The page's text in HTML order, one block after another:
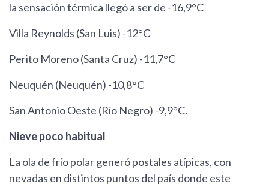
la sensación térmica llegó a ser de -16,9°C
Villa Reynolds (San Luis) -12°C
Perito Moreno (Santa Cruz) -11,7°C
Neuquén (Neuquén) -10,8°C
San Antonio Oeste (Río Negro) -9,9°C.
Nieve poco habitual
La ola de frío polar generó postales atípicas, con
nevadas en distintos puntos del país donde este